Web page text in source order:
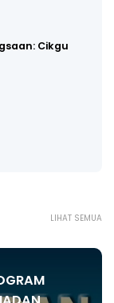
Cikgu
LIHAT SEMUA